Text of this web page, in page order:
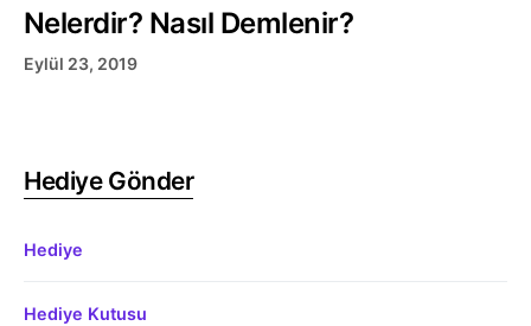
Nelerdir? Nasıl Demlenir?
Eylül 23, 2019
Hediye Gönder
Hediye
Hediye Kutusu